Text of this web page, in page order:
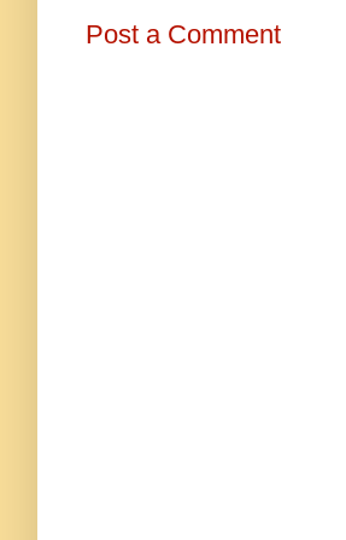
Post a Comment